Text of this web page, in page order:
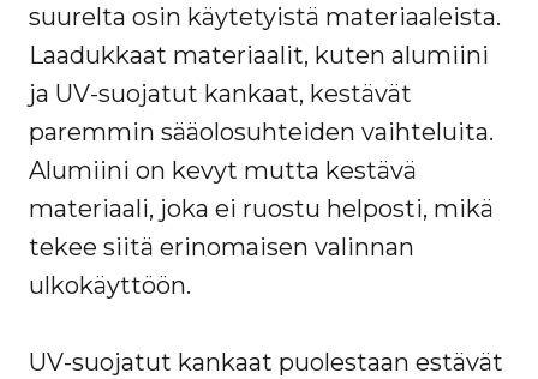
suurelta osin käytetyistä materiaaleista.
Laadukkaat materiaalit, kuten alumiini
ja UV-suojatut kankaat, kestävät
paremmin sääolosuhteiden vaihteluita.
Alumiini on kevyt mutta kestävä
materiaali, joka ei ruostu helposti, mikä
tekee siitä erinomaisen valinnan
ulkokäyttöön.
UV-suojatut kankaat puolestaan estävät